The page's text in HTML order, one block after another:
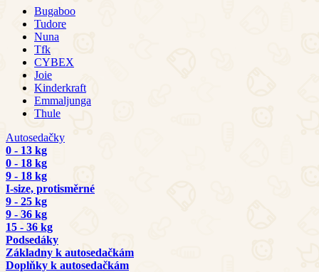
Bugaboo
Tudore
Nuna
Tfk
CYBEX
Joie
Kinderkraft
Emmaljunga
Thule
Autosedačky
0 - 13 kg
0 - 18 kg
9 - 18 kg
I-size, protisměrné
9 - 25 kg
9 - 36 kg
15 - 36 kg
Podsedáky
Základny k autosedačkám
Doplňky k autosedačkám